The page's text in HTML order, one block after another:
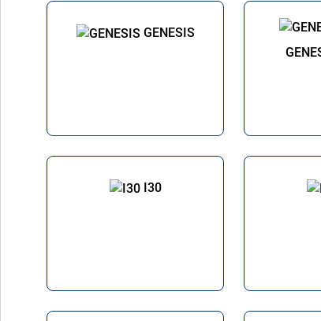
GENESIS
I30